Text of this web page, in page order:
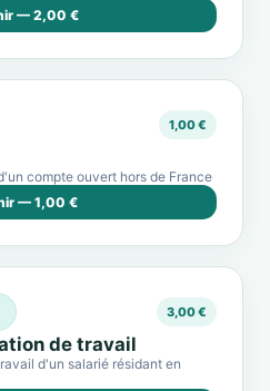
— 2,00 €
1,00 €
compte ouvert hors de France
— 1,00 €
3,00 €
de travail
d'un salarié résidant en